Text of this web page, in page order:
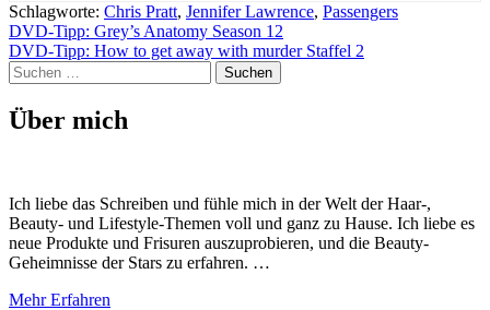
Schlagworte: Chris Pratt, Jennifer Lawrence, Passengers
Beitragsnavigation
DVD-Tipp: Grey’s Anatomy Season 12
DVD-Tipp: How to get away with murder Staffel 2
Suchen
nach:
Über mich
Ich liebe das Schreiben und fühle mich in der Welt der Haar-,
Beauty- und Lifestyle-Themen voll und ganz zu Hause. Ich liebe es
neue Produkte und Frisuren auszuprobieren, und die Beauty-
Geheimnisse der Stars zu erfahren. …
Mehr Erfahren